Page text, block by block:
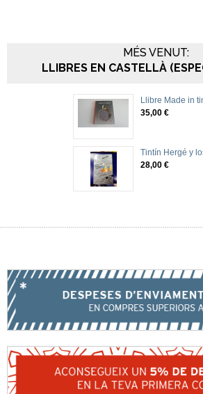
MÉS VENUT:
LLIBRES EN CASTELLÀ
Llibre Made in
35,00 €
Tintín Hergé y
28,00 €